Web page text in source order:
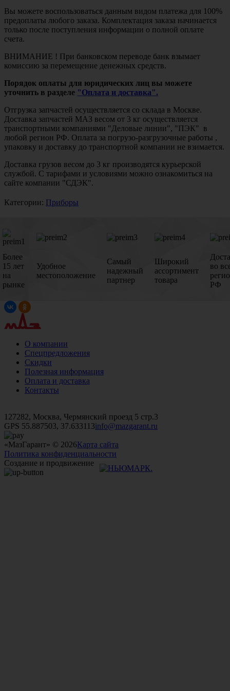
Вы можете воспользоваться данным видом платежа для 100%
предоплаты любого заказа. Комплектация заказа начинается
только после поступления информации о полной оплате
счета.
ВНИМАНИЕ ! При банковском переводе банк взымает
комиссию за перемещение денежных средств.
Порядок оплаты для юридических лиц вы можете
уточнить в разделе "Оплата и доставка".
Отгрузка запчастей осуществляется со склада в Москве.
Доставка запчастей МАЗ весом от 3 кг осуществляется
транспортными компаниями "Деловые линии", "ПЭК" в
любой регион РФ. Оплата за погрузо-разгрузочные работы ,
упаковку и доставку до транспортной компании не взимается.
Доставка грузов весом до 3 кг производятся курьерской
службой. С тарифами и условиями можно ознакомиться на
сайте компании "СДЭК".
Категории: Приборы
Более
15 лет
на
рынке
Удобное
местоположение
Самый
надежный
партнер
Широкий
ассортимент
товара
во
РФ
О компании
Спецпредложения
Скидки
Полезная информация
Оплата и доставка
Контакты
127282, Москва, Чермянский проезд 5 стр.3
GPS 55.887503, 37.633113info@mazgarant.ru
«МазГарант» © 2026Карта сайта
Политика конфиденциальности
Создание и продвижение